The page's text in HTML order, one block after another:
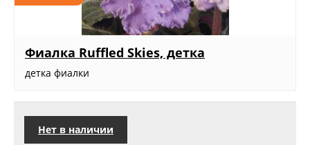
Фиалка Ruffled Skies, детка
детка фиалки
Нет в наличии